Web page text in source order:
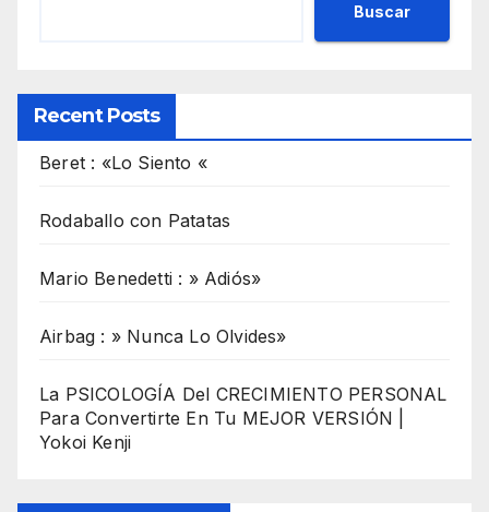
Buscar
Recent Posts
Beret : «Lo Siento «
Rodaballo con Patatas
Mario Benedetti : » Adiós»
Airbag : » Nunca Lo Olvides»
La PSICOLOGÍA Del CRECIMIENTO PERSONAL
Para Convertirte En Tu MEJOR VERSIÓN |
Yokoi Kenji